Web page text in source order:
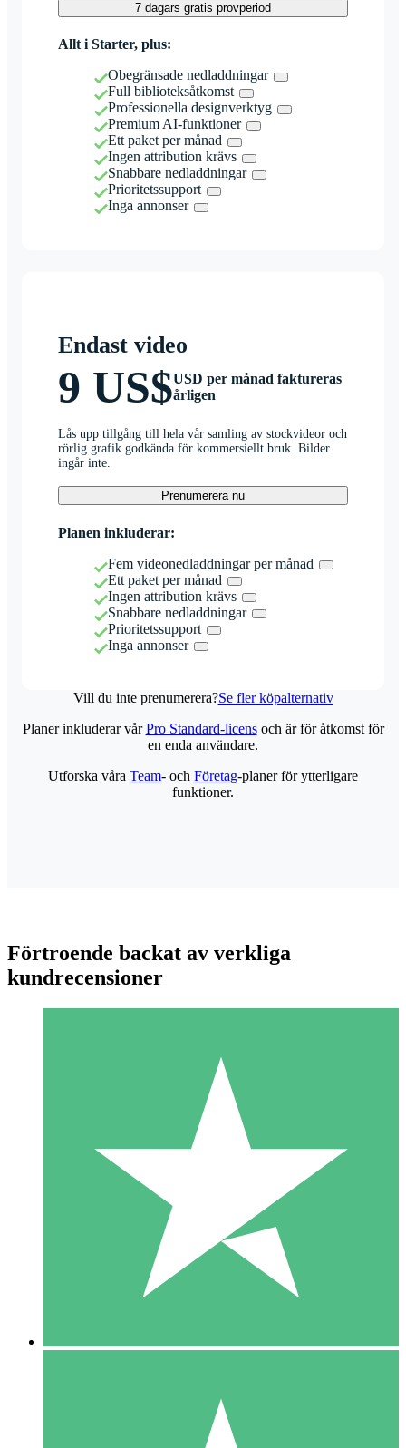
7 dagars gratis provperiod
Allt i Starter, plus:
Obegränsade nedladdningar
Full biblioteksåtkomst
Professionella designverktyg
Premium AI-funktioner
Ett paket per månad
Ingen attribution krävs
Snabbare nedladdningar
Prioritetssupport
Inga annonser
Endast video
9 US$USD per månad faktureras
årligen
Lås upp tillgång till hela vår samling av stockvideor och
rörlig grafik godkända för kommersiellt bruk. Bilder
ingår inte.
Prenumerera nu
Planen inkluderar:
Fem videonedladdningar per månad
Ett paket per månad
Ingen attribution krävs
Snabbare nedladdningar
Prioritetssupport
Inga annonser
Vill du inte prenumerera?Se fler köpalternativ
Individuella Kreditpaket
Betala per användning med nedladdningskrediter. Inget
1 Nedladdningar
10 00
10 Nedladdningar
20 00
Planer inkluderar vårPro Standard-licensoch är för åtkomst för
en enda användare.
Utforska våra Team- och Företag-planer för ytterligare
funktioner.
Förtroende backat av verkliga
kundrecensioner